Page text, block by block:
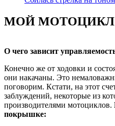
МОЙ МОТОЦИКЛ
О чего зависит
Конечно же от ходовки и
они накачаны. Это
поговорим. Кстати, на этот
заблуждений, некоторые из
производителями мотоциклов.
покрышке: